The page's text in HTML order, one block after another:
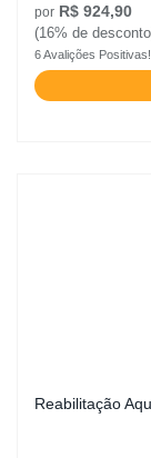
por R$ 924,90
(16% de
6 Avalições Positivas!
Reabilitação